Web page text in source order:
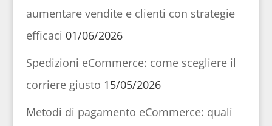
aumentare vendite e clienti con strategie
efficaci 01/06/2026
Spedizioni eCommerce: come scegliere il
corriere giusto 15/05/2026
Metodi di pagamento eCommerce: quali